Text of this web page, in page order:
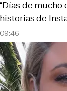
09:46
“Días de mucho
historias de